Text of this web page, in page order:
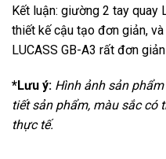
Kết luận: giường 2 tay
thiết kế cậu tạo đơn giản,
LUCASS GB-A3 rất đơn
*Lưu ý: Hình ảnh sản
tiết sản phẩm, màu sắc có
thực tế.